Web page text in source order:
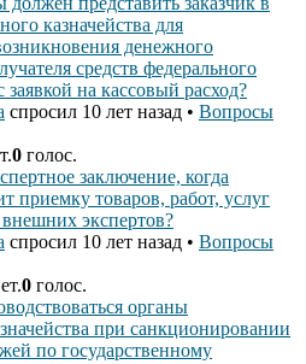
казначейства для
денежного
средств федерального
на кассовый расход?
спросил 10 лет назад • Вопросы
0 голос.
заключение, когда
приемку товаров, работ, услуг
экспертов?
спросил 10 лет назад • Вопросы
0 голос.
органы
при санкционировании
по государственному